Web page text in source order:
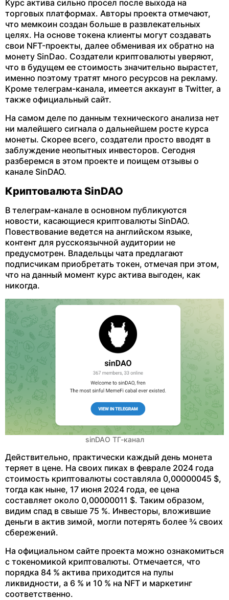
Курс актива сильно просел после выхода на
торговых платформах. Авторы проекта отмечают,
что мемкоин создан больше в развлекательных
целях. На основе токена клиенты могут создавать
свои NFT-проекты, далее обменивая их обратно на
монету SinDao. Создатели криптовалюты уверяют,
что в будущем ее стоимость значительно вырастет,
именно поэтому тратят много ресурсов на рекламу.
Кроме телеграм-канала, имеется аккаунт в Twitter, а
также официальный сайт.
На самом деле по данным технического анализа нет
ни малейшего сигнала о дальнейшем росте курса
монеты. Скорее всего, создатели просто вводят в
заблуждение неопытных инвесторов. Сегодня
разберемся в этом проекте и поищем отзывы о
канале SinDAO.
Криптовалюта SinDAO
В телеграм-канале в основном публикуются
новости, касающиеся криптовалюты SinDAO.
Повествование ведется на английском языке,
контент для русскоязычной аудитории не
предусмотрен. Владельцы чата предлагают
подписчикам приобретать токен, отмечая при этом,
что на данный момент курс актива выгоден, как
никогда.
sinDAO ТГ-канал
Действительно, практически каждый день монета
теряет в цене. На своих пиках в феврале 2024 года
стоимость криптовалюты составляла 0,00000045 $,
тогда как ныне, 17 июня 2024 года, ее цена
составляет около 0,00000011 $. Таким образом,
видим спад в свыше 75 %. Инвесторы, вложившие
деньги в актив зимой, могли потерять более ¾ своих
сбережений.
На официальном сайте проекта можно ознакомиться
с токеномикой криптовалюты. Отмечается, что
порядка 84 % актива приходится на пулы
ликвидности, а 6 % и 10 % на NFT и маркетинг
соответственно.